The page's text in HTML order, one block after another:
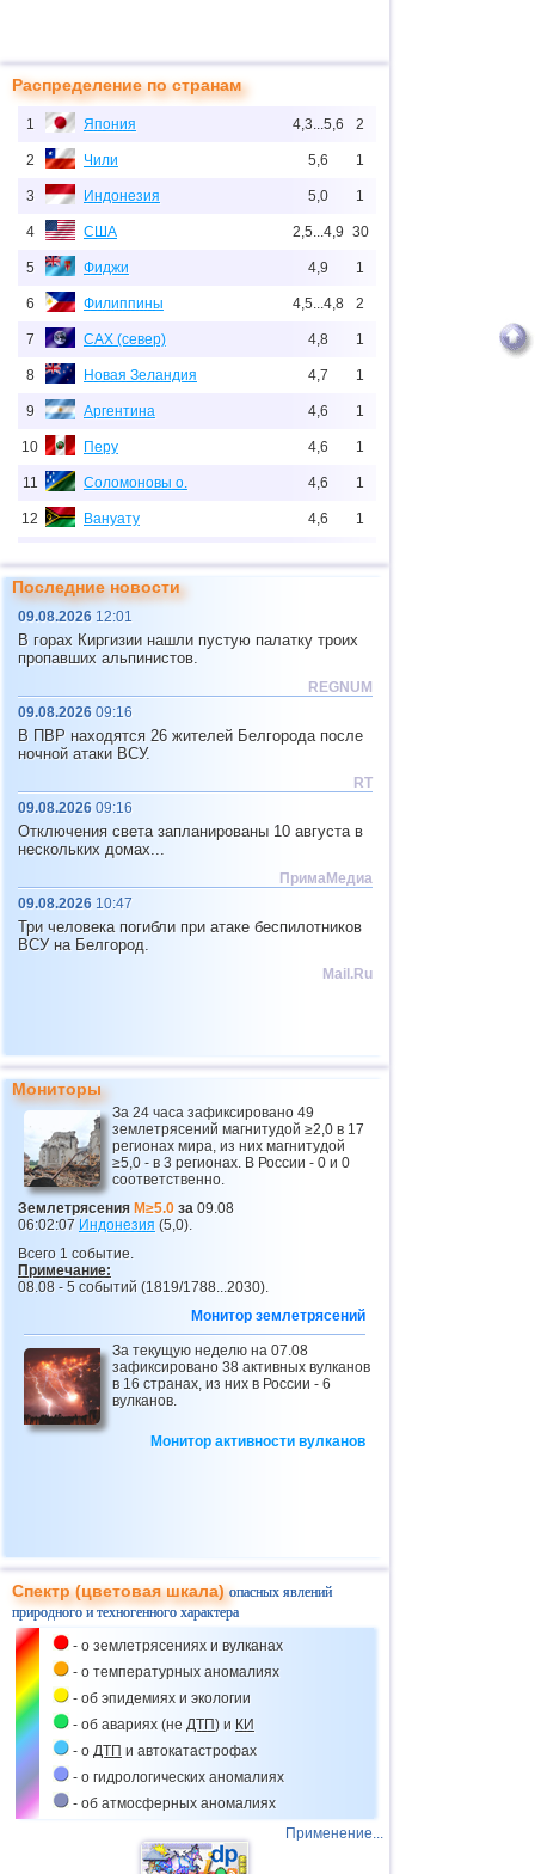
Распределение по странам
1 Япония 4,3...5,6 2
2 Чили 5,6 1
3 Индонезия 5,0 1
4 США 2,5...4,9 30
5 Фиджи 4,9 1
6 Филиппины 4,5...4,8 2
7 САХ (север) 4,8 1
8 Новая Зеландия 4,7 1
9 Аргентина 4,6 1
10 Перу 4,6 1
11 Соломоновы о. 4,6 1
12 Вануату 4,6 1
14 Иран
15 о.Виргинии (США)
16 Пуэрто-Рико
17 Исландия 2,6 1
Последние новости
09.08.2026 12:01
В горах Киргизии нашли пустую палатку троих
пропавших альпинистов.
REGNUM
09.08.2026 09:16
В ПВР находятся 26 жителей Белгорода после
ночной атаки ВСУ.
RT
09.08.2026 09:16
Отключения света запланированы 10 августа в
нескольких домах...
ПримаМедиа
09.08.2026 10:47
Три человека погибли при атаке беспилотников
ВСУ на Белгород.
Mail.Ru
Мониторы
За 24 часа зафиксировано 49
землетрясений магнитудой ≥2,0 в 17
регионах мира, из них магнитудой
≥5,0 - в 3 регионах. В России - 0 и 0
соответственно.
Землетрясения M≥5.0 за 09.08
06:02:07 Индонезия (5,0).
Всего 1 событие.
Примечание:
08.08 - 5 событий (1819/1788...2030).
Монитор землетрясений
За текущую неделю на 07.08
зафиксировано 38 активных вулканов
в 16 странах, из них в России - 6
вулканов.
Монитор активности вулканов
Спектр (цветовая шкала)опасных явлений
природного и техногенного характера
- о землетрясениях и вулканах
- о температурных аномалиях
- об эпидемиях и экологии
- об авариях (не ДТП) и КИ
- о ДТП и автокатастрофах
- о гидрологических аномалиях
- об атмосферных аномалиях
Применение...